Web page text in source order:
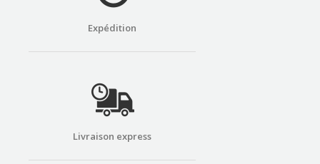
Expédition
Livraison express